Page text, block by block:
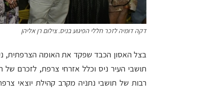
דקה דומיה לזכר חללי הפיגוע בניס. צילום רן אליהן
בצל האסון הכבד שפקד את האומה הצרפתית,
תושבי העיר ניס וכלל אזרחי צרפת, לזכרם
רבות של תושבי נתניה מקרב קהילת יוצאי